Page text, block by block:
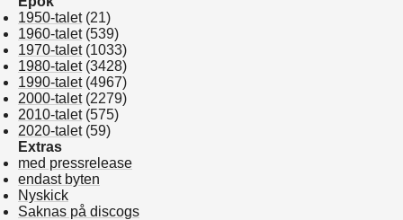
1950-talet(21)
1960-talet(539)
1970-talet(1033)
1980-talet(3428)
1990-talet(4967)
2000-talet(2279)
2010-talet(575)
2020-talet(59)
Extras
med pressrelease
endast byten
Nyskick
Saknas på discogs